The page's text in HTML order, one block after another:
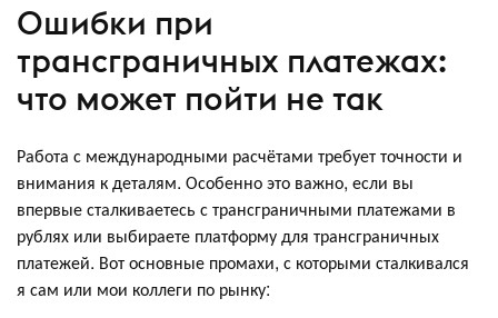
Ошибки при
трансграничных платежах:
что может пойти не так
Работа с международными расчётами требует точности и
внимания к деталям. Особенно это важно, если вы
впервые сталкиваетесь с трансграничными платежами в
рублях или выбираете платформу для трансграничных
платежей. Вот основные промахи, с которыми сталкивался
я сам или мои коллеги по рынку: